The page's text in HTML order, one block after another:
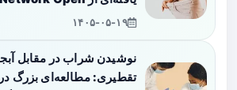
۱۴۰۵-۰۵-۱۹
نوشیدن شراب در مقابل
تقطیری: مطالعه‌ای بزرگ